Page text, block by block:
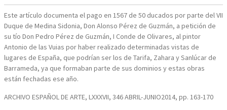
Este artículo documenta el pago en 1567 de 50 ducados por parte del VII
Duque de Medina Sidonia, Don Alonso Pérez de Guzmán, a petición de
su tío Don Pedro Pérez de Guzmán, I Conde de Olivares, al pintor
Antonio de las Vuias por haber realizado determinadas vistas de
lugares de España, que podrían ser los de Tarifa, Zahara y Sanlúcar de
Barrameda, ya que formaban parte de sus dominios y estas obras
están fechadas ese año.
ARCHIVO ESPAÑOL DE ARTE, LXXXVII, 346 ABRIL-JUNIO2014, pp. 163-170